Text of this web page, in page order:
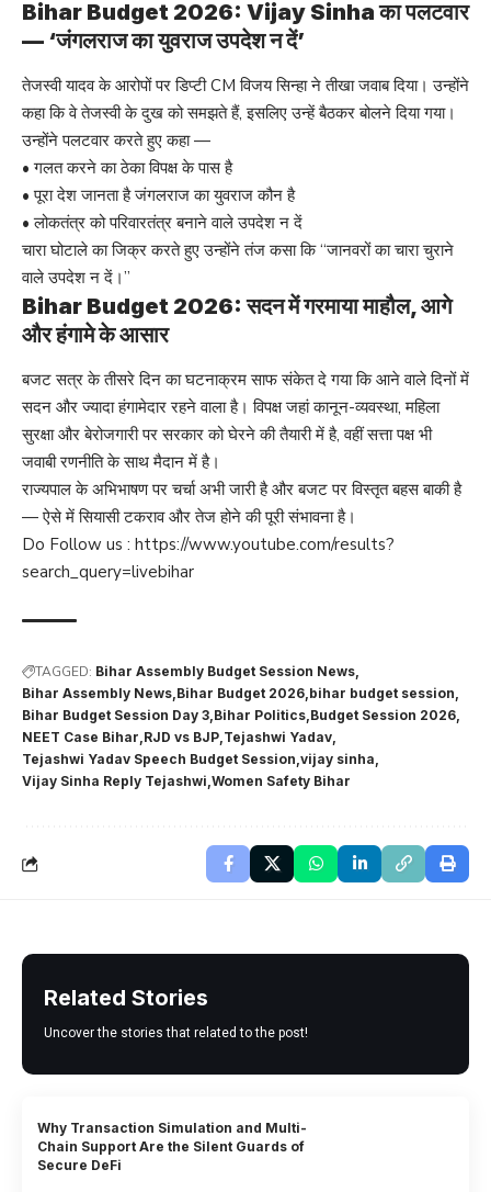
Bihar Budget 2026: Vijay Sinha का पलटवार
— ‘जंगलराज का युवराज उपदेश न दें’
तेजस्वी यादव के आरोपों पर डिप्टी CM विजय सिन्हा ने तीखा जवाब दिया। उन्होंने
कहा कि वे तेजस्वी के दुख को समझते हैं, इसलिए उन्हें बैठकर बोलने दिया गया।
उन्होंने पलटवार करते हुए कहा —
• गलत करने का ठेका विपक्ष के पास है
• पूरा देश जानता है जंगलराज का युवराज कौन है
• लोकतंत्र को परिवारतंत्र बनाने वाले उपदेश न दें
चारा घोटाले का जिक्र करते हुए उन्होंने तंज कसा कि “जानवरों का चारा चुराने
वाले उपदेश न दें।”
Bihar Budget 2026: सदन में गरमाया माहौल, आगे
और हंगामे के आसार
बजट सत्र के तीसरे दिन का घटनाक्रम साफ संकेत दे गया कि आने वाले दिनों में
सदन और ज्यादा हंगामेदार रहने वाला है। विपक्ष जहां कानून-व्यवस्था, महिला
सुरक्षा और बेरोजगारी पर सरकार को घेरने की तैयारी में है, वहीं सत्ता पक्ष भी
जवाबी रणनीति के साथ मैदान में है।
राज्यपाल के अभिभाषण पर चर्चा अभी जारी है और बजट पर विस्तृत बहस बाकी है
— ऐसे में सियासी टकराव और तेज होने की पूरी संभावना है।
Do Follow us : https://www.youtube.com/results?
search_query=livebihar
TAGGED: Bihar Assembly Budget Session News
Bihar Assembly News Bihar Budget 2026 bihar budget session
Bihar Budget Session Day 3 Bihar Politics Budget Session 2026
NEET Case Bihar RJD vs BJP Tejashwi Yadav
Tejashwi Yadav Speech Budget Session vijay sinha
Vijay Sinha Reply Tejashwi Women Safety Bihar
Related Stories
Uncover the stories that related to the post!
Why Transaction Simulation and Multi-
Chain Support Are the Silent Guards of
Secure DeFi